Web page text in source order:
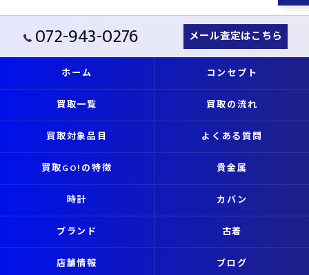
072-943-0276 メール査定はこちら
ホーム コンセプト
買取一覧 買取の流れ
買取対象品目 よくある質問
買取GO!の特徴 貴金属
時計 カバン
ブランド 古着
店舗情報 ブログ